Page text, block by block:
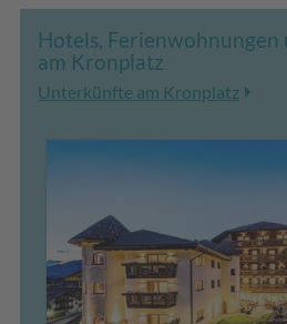
Hotels,
am Kronplatz
Unterkünfte am Kronplatz